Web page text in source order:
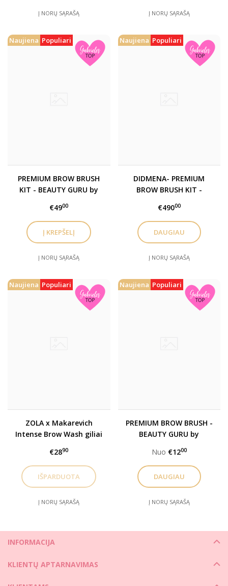
Į NORŲ SĄRAŠĄ Į NORŲ SĄRAŠĄ
Naujiena Populiari
PREMIUM BROW BRUSH
KIT - BEAUTY GURU by
teptukų rinkinys
€4900
Į NORŲ SĄRAŠĄ
Naujiena Populiari
DIDMENA- PREMIUM
BROW BRUSH KIT -
Gabrielė Švarcukaitė
teptukų rinkinys
€49000
DAUGIAU
Į NORŲ SĄRAŠĄ
Naujiena Populiari
ZOLA x Makarevich
Intense Brow Wash giliai
antakiams ir
blakstienoms
€2890
Į NORŲ SĄRAŠĄ
Naujiena Populiari
PREMIUM BROW BRUSH -
BEAUTY GURU by
teptukai
Nuo €1200
DAUGIAU
Į NORŲ SĄRAŠĄ
INFORMACIJA
KLIENTŲ APTARNAVIMAS